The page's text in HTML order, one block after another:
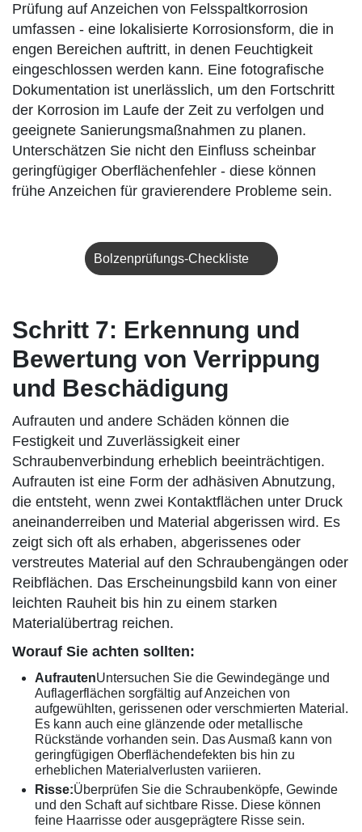
Prüfung auf Anzeichen von Felsspaltkorrosion
umfassen - eine lokalisierte Korrosionsform, die in
engen Bereichen auftritt, in denen Feuchtigkeit
eingeschlossen werden kann. Eine fotografische
Dokumentation ist unerlässlich, um den Fortschritt
der Korrosion im Laufe der Zeit zu verfolgen und
geeignete Sanierungsmaßnahmen zu planen.
Unterschätzen Sie nicht den Einfluss scheinbar
geringfügiger Oberflächenfehler - diese können
frühe Anzeichen für gravierendere Probleme sein.
Bolzenprüfungs-Checkliste
Schritt 7: Erkennung und
Bewertung von Verrippung
und Beschädigung
Aufrauten und andere Schäden können die
Festigkeit und Zuverlässigkeit einer
Schraubenverbindung erheblich beeinträchtigen.
Aufrauten ist eine Form der adhäsiven Abnutzung,
die entsteht, wenn zwei Kontaktflächen unter Druck
aneinanderreiben und Material abgerissen wird. Es
zeigt sich oft als erhaben, abgerissenes oder
verstreutes Material auf den Schraubengängen oder
Reibflächen. Das Erscheinungsbild kann von einer
leichten Rauheit bis hin zu einem starken
Materialübertrag reichen.
Worauf Sie achten sollten:
AufrautenUntersuchen Sie die Gewindegänge und
Auflagerflächen sorgfältig auf Anzeichen von
aufgewühlten, gerissenen oder verschmierten Material.
Es kann auch eine glänzende oder metallische
Rückstände vorhanden sein. Das Ausmaß kann von
geringfügigen Oberflächendefekten bis hin zu
erheblichen Materialverlusten variieren.
Risse:Überprüfen Sie die Schraubenköpfe, Gewinde
und den Schaft auf sichtbare Risse. Diese können
feine Haarrisse oder ausgeprägtere Risse sein.